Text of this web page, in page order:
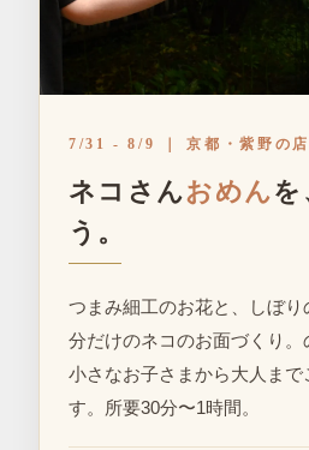
7/31 - 8/9 ｜ 京都・紫野の店
ネコさんおめんを
う。
つまみ細工のお花と、しぼり
分だけのネコのお面づくり。
小さなお子さまから大人まで
す。所要30分〜1時間。